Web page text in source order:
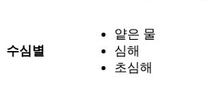
수심별
얕은 물
심해
초심해